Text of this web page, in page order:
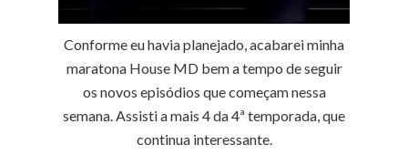
Conforme eu havia planejado, acabarei minha
maratona House MD bem a tempo de seguir
os novos episódios que começam nessa
semana. Assisti a mais 4 da 4ª temporada, que
continua interessante.